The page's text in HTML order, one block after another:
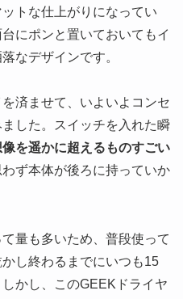
トな仕上がりになってい
にポンと置いておいてもイ
なデザインです。
済ませて、いよいよコンセ
した。スイッチを入れた瞬
像を遥かに超えるものすごい
ず本体が後ろに持っていか
量も多いため、普段使って
し終わるまでにいつも15
かし、このGEEKドライヤ